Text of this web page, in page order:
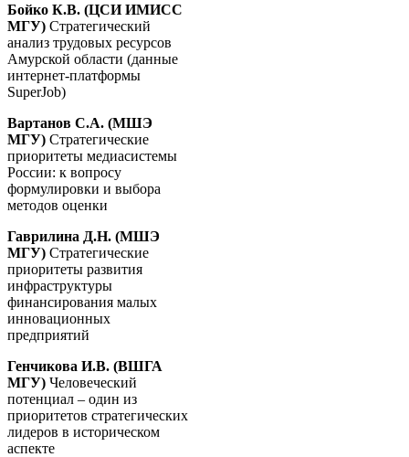
Бойко К.В. (ЦСИ ИМИСС
МГУ) Стратегический
анализ трудовых ресурсов
Амурской области (данные
интернет-платформы
SuperJob)
Вартанов С.А. (МШЭ
МГУ) Стратегические
приоритеты медиасистемы
России: к вопросу
формулировки и выбора
методов оценки
Гаврилина Д.Н. (МШЭ
МГУ) Стратегические
приоритеты развития
инфраструктуры
финансирования малых
инновационных
предприятий
Генчикова И.В. (ВШГА
МГУ) Человеческий
потенциал – один из
приоритетов стратегических
лидеров в историческом
аспекте